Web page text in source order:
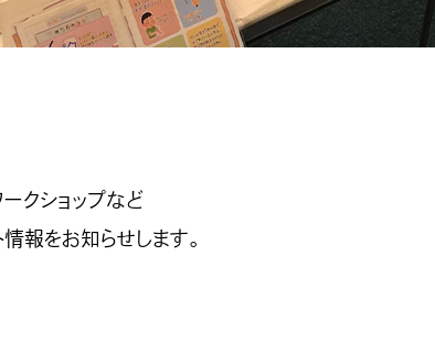
クショップなど
報をお知らせします。